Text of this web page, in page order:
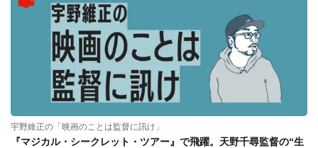
宇野維正の「映画のことは監督に訊け」
『マジカル・シークレット・ツアー』で飛躍。天野千尋監督の“生